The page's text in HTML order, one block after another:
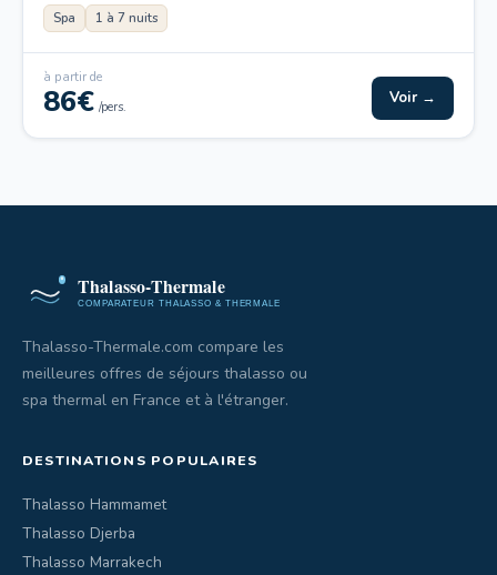
Spa 1 à 7 nuits
à partir de
86€ /pers. Voir →
Thalasso-Thermale.com compare les
meilleures offres de séjours thalasso ou
spa thermal en France et à l'étranger.
DESTINATIONS POPULAIRES
Thalasso Hammamet
Thalasso Djerba
Thalasso Marrakech